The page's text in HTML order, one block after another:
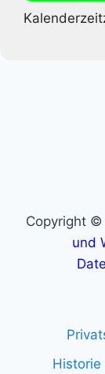
Copyright
und
Historie